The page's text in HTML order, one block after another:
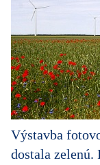
Výstavba
dostala zelenú.